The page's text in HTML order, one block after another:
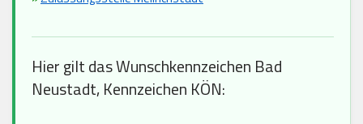
Hier gilt das Wunschkennzeichen Bad
Neustadt, Kennzeichen KÖN: